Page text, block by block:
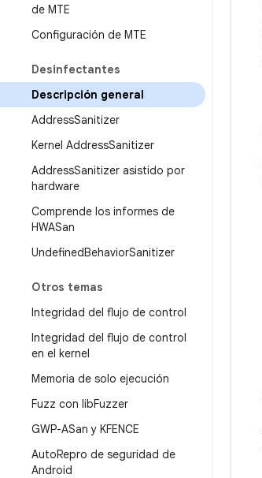
de MTE
Configuración de MTE
Desinfectantes
Descripción general
AddressSanitizer
Kernel AddressSanitizer
AddressSanitizer asistido por
hardware
Comprende los informes de
HWASan
UndefinedBehaviorSanitizer
Otros temas
Integridad del flujo de control
Integridad del flujo de control
en el kernel
Memoria de solo ejecución
Fuzz con libFuzzer
GWP-ASan y KFENCE
AutoRepro de seguridad de
Android